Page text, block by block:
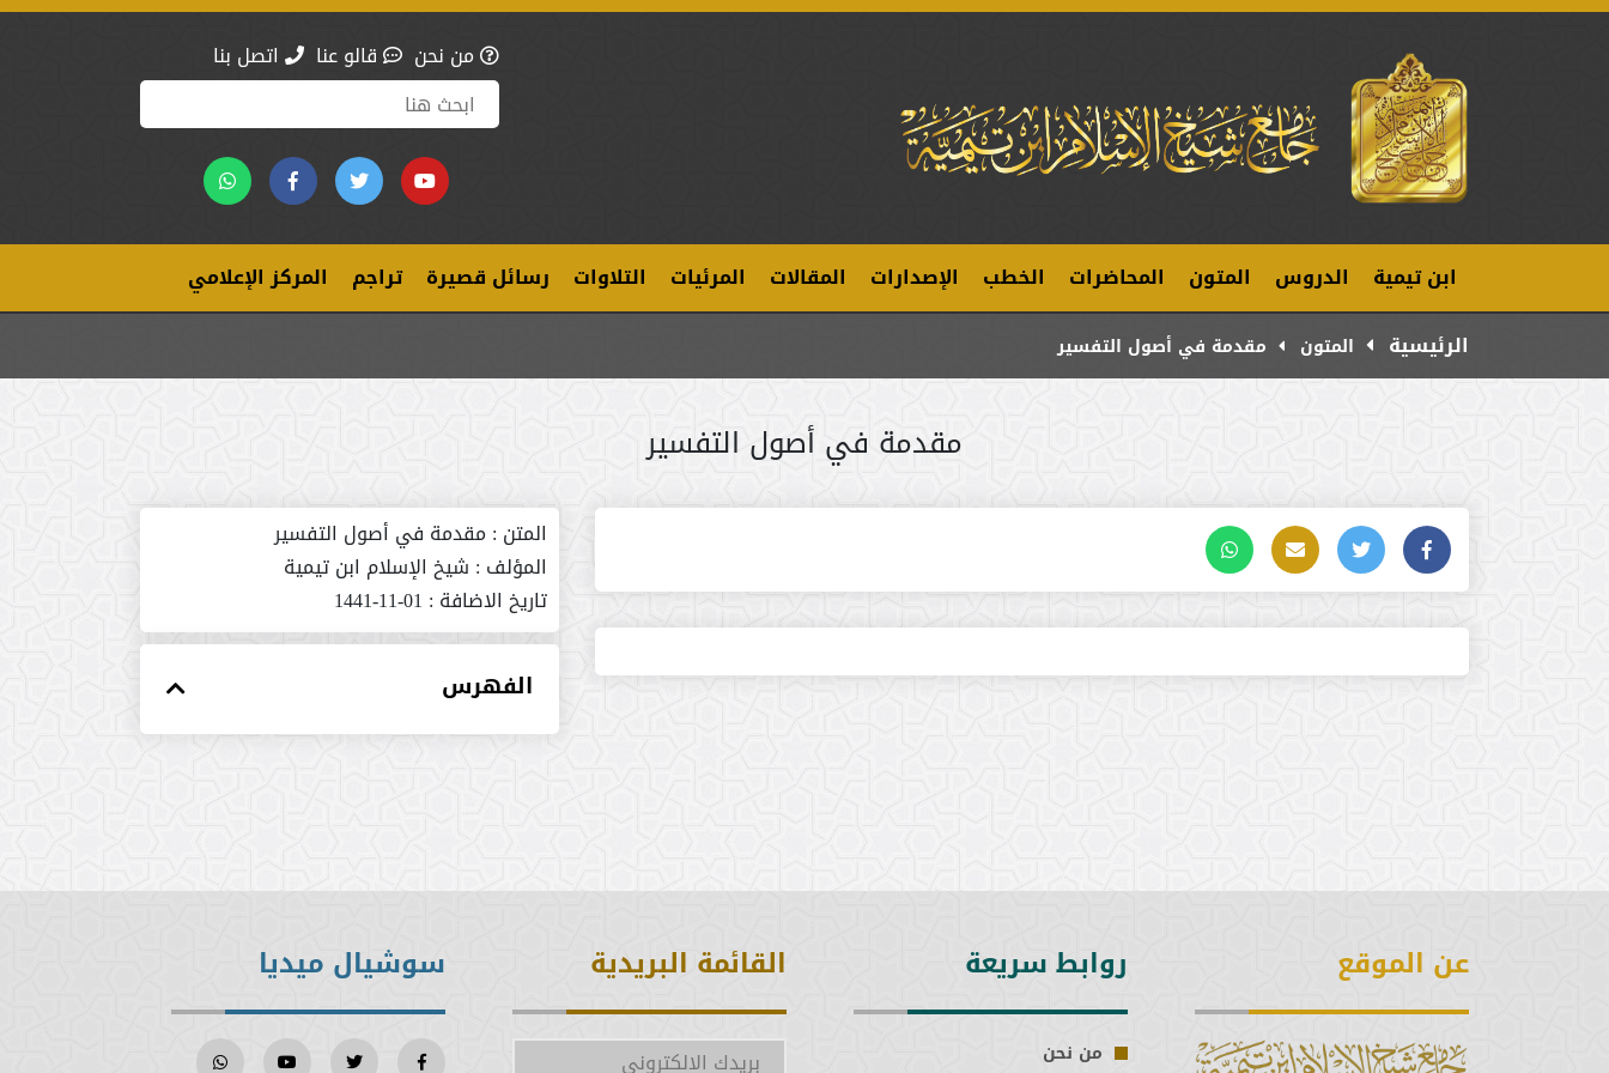
من نحن قالو عنا اتصل بنا
ابن تيمية الدروس المتون المحاضرات الخطب الإصدارات المقالات المرئيات التلاوات رسائل قصيرة تراجم
المركز الإعلامي
الرئيسية
المتون مقدمة في أصول التفسير
مقدمة في أصول التفسير
المتن :مقدمة في أصول التفسير
المؤلف : شيخ الإسلام ابن تيمية
تاريخ الاضافة : 01-11-1441
الفهرس
عن الموقع روابط سريعة
من نحن
القائمة البريدية سوشيال ميديا